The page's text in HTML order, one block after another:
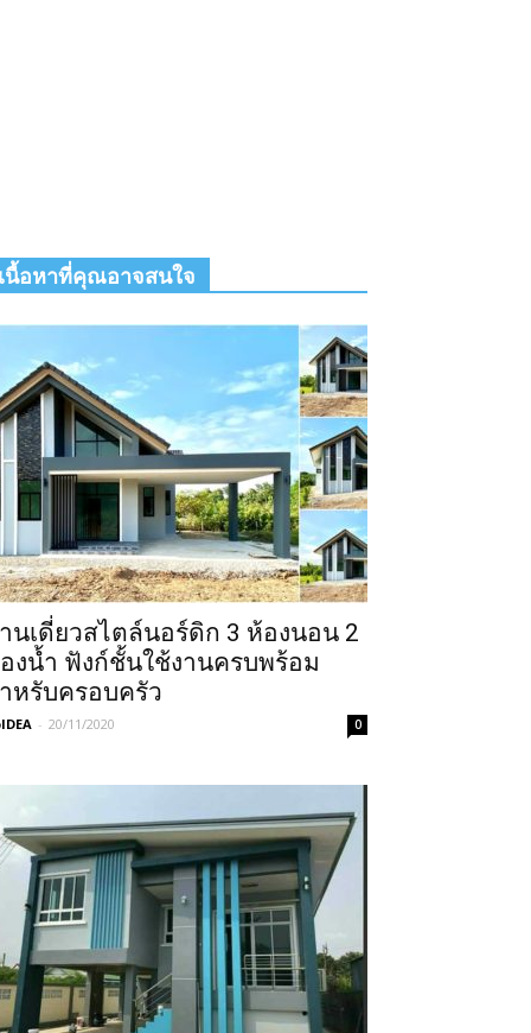
เนื้อหาที่คุณอาจสนใจ
นเดี่ยวสไตล์นอร์ดิก 3 ห้องนอน 2
งน้ำ ฟังก์ชั้นใช้งานครบพร้อม
หรับครอบครัว
- 20/11/2020 0